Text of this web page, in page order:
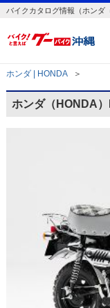
バイクカタログ情報（ホンダ
ホンダ | HONDA ＞
ホンダ（HONDA